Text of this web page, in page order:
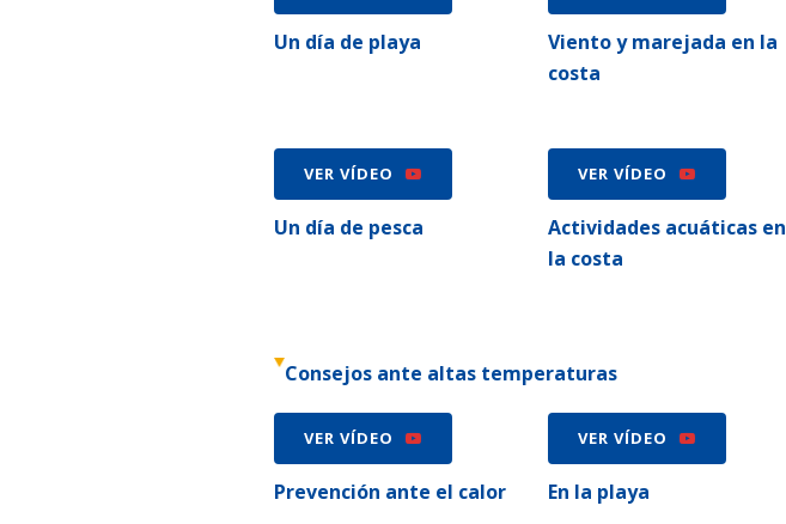
Un día de playa
Viento y marejada en la
costa
VER VÍDEO
Un día de pesca
VER VÍDEO
Actividades acuáticas en
la costa
Consejos ante altas temperaturas
VER VÍDEO
Prevención ante el calor
VER VÍDEO
En la playa